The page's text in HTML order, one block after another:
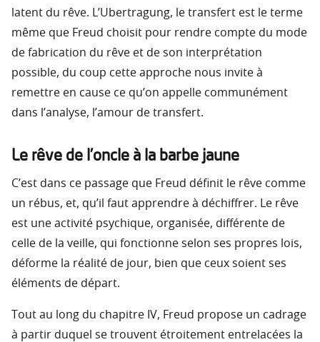
latent du rêve. L’Ubertragung, le transfert est le terme
même que Freud choisit pour rendre compte du mode
de fabrication du rêve et de son interprétation
possible, du coup cette approche nous invite à
remettre en cause ce qu’on appelle communément
dans l’analyse, l’amour de transfert.
Le rêve de l’oncle à la barbe jaune
C’est dans ce passage que Freud définit le rêve comme
un rébus, et, qu’il faut apprendre à déchiffrer. Le rêve
est une activité psychique, organisée, différente de
celle de la veille, qui fonctionne selon ses propres lois,
déforme la réalité de jour, bien que ceux soient ses
éléments de départ.
Tout au long du chapitre IV, Freud propose un cadrage
à partir duquel se trouvent étroitement entrelacées la